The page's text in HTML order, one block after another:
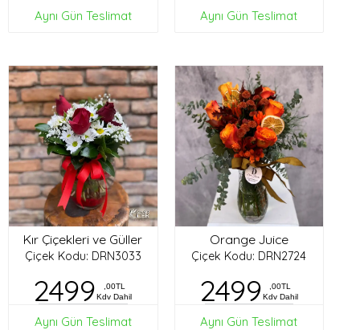
Aynı Gün Teslimat Aynı Gün Teslimat
Kır Çiçekleri ve Güller
Çiçek Kodu: DRN3033
2499
,00TL
Kdv Dahil
Aynı Gün Teslimat
Orange Juice
Çiçek Kodu: DRN2724
2499
,00TL
Kdv Dahil
Aynı Gün Teslimat